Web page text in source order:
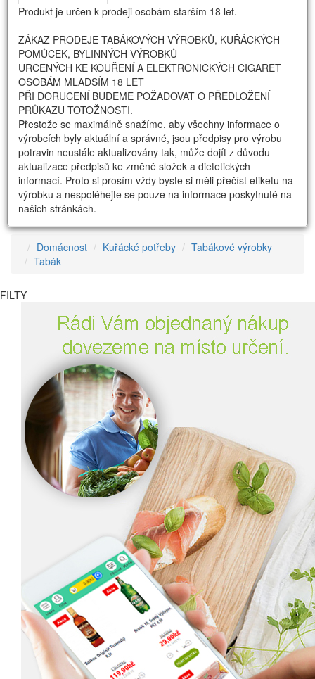
Produkt je určen k prodeji osobám starším 18 let.
ZÁKAZ PRODEJE TABÁKOVÝCH VÝROBKŮ, KUŘÁCKÝCH
POMŮCEK, BYLINNÝCH VÝROBKŮ
URČENÝCH KE KOUŘENÍ A ELEKTRONICKÝCH CIGARET
OSOBÁM MLADŠÍM 18 LET
PŘI DORUČENÍ BUDEME POŽADOVAT O PŘEDLOŽENÍ
PRŮKAZU TOTOŽNOSTI.
Přestože se maximálně snažíme, aby všechny informace o
výrobcích byly aktuální a správné, jsou předpisy pro výrobu
potravin neustále aktualizovány tak, může dojít z důvodu
aktualizace předpisů ke změně složek a dietetických
informací. Proto si prosím vždy byste si měli přečíst etiketu na
výrobku a nespoléhejte se pouze na informace poskytnuté na
našich stránkách.
Domácnost Kuřácké potřeby
Tabákové výrobky
Tabák
FILTY